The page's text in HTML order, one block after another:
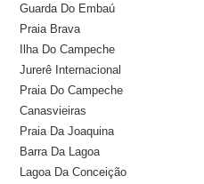
Guarda Do Embaú
Praia Brava
Ilha Do Campeche
Jurerê Internacional
Praia Do Campeche
Canasvieiras
Praia Da Joaquina
Barra Da Lagoa
Lagoa Da Conceição